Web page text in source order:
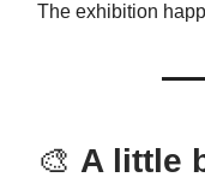
The exhibition
🎨 A little